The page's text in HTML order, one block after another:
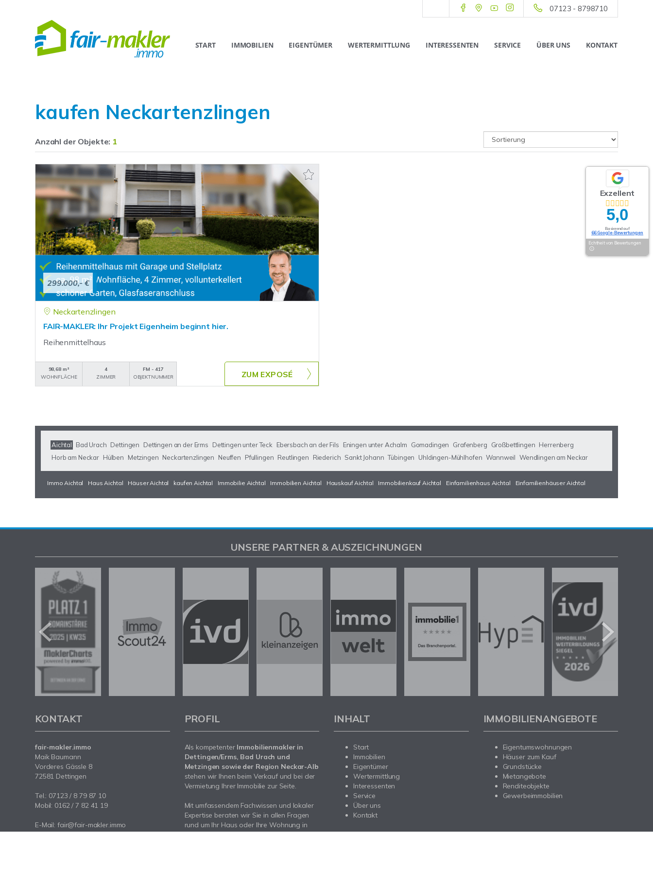
07123 - 8798710
START IMMOBILIEN EIGENTÜMER WERTERMITTLUNG INTERESSENTEN SERVICE ÜBER UNS KONTAKT
kaufen Neckartenzlingen
Anzahl der Objekte: 1
299.000,- €
Neckartenzlingen
FAIR-MAKLER: Ihr Projekt Eigenheim beginnt hier.
Reihenmittelhaus
98,68 m²
WOHNFLÄCHE
4
ZIMMER
FM - 417
OBJEKTNUMMER
ZUM EXPOSÉ
Aichtal Bad Urach Dettingen Dettingen an der Erms Dettingen unter Teck Ebersbach an der Fils Eningen unter Achalm Gomadingen Grafenberg Großbettlingen Herrenberg
Horb am Neckar Hülben Metzingen Neckartenzlingen Neuffen Pfullingen Reutlingen Riederich Sankt Johann Tübingen Uhldingen-Mühlhofen Wannweil Wendlingen am Neckar
Immo Aichtal Haus Aichtal Häuser Aichtal kaufen Aichtal Immobilie Aichtal Immobilien Aichtal Hauskauf Aichtal Immobilienkauf Aichtal Einfamilienhaus Aichtal Einfamilienhäuser Aichtal
Exzellent
5,0
Basierend auf
66 Google-Bewertungen
Echtheit von Bewertungen
UNSERE PARTNER & AUSZEICHNUNGEN
KONTAKT
fair-makler.immo
Maik Baumann
Vorderes Gässle 8
72581 Dettingen
Tel.: 07123 / 8 79 87 10
Mobil: 0162 / 7 82 41 19
E-Mail: fair@fair-makler.immo
Internet: www.fair-makler.immo
PROFIL
Als kompetenter Immobilienmakler in
Dettingen/Erms, Bad Urach und
Metzingen sowie der Region Neckar-Alb
stehen wir Ihnen beim Verkauf und bei der
Vermietung Ihrer Immobilie zur Seite.
Mit umfassendem Fachwissen und lokaler
Expertise beraten wir Sie in allen Fragen
rund um Ihr Haus oder Ihre Wohnung in
Dettingen/Erms, Bad Urach und Metzingen
INHALT
Start
Immobilien
Eigentümer
Wertermittlung
Interessenten
Service
Über uns
Kontakt
IMMOBILIENANGEBOTE
Eigentumswohnungen
Häuser zum Kauf
Grundstücke
Mietangebote
Renditeobjekte
Gewerbeimmobilien